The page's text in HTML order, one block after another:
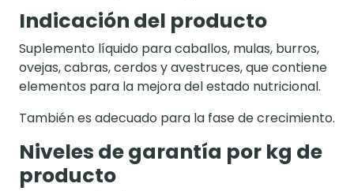
Indicación del producto
Suplemento líquido para caballos, mulas, burros,
ovejas, cabras, cerdos y avestruces, que contiene
elementos para la mejora del estado nutricional.
También es adecuado para la fase de crecimiento.
Niveles de garantía por kg de
producto